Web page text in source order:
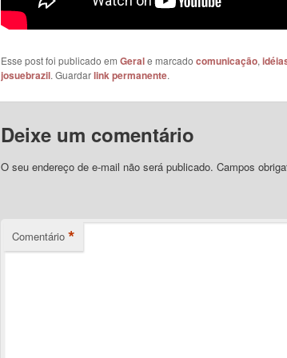
Esse post foi publicado em Gerale marcado comunicação,
josuebrazil. Guardarlink permanente.
Deixe um comentário
O seu endereço de e-mail não será publicado. Campos
Comentário *